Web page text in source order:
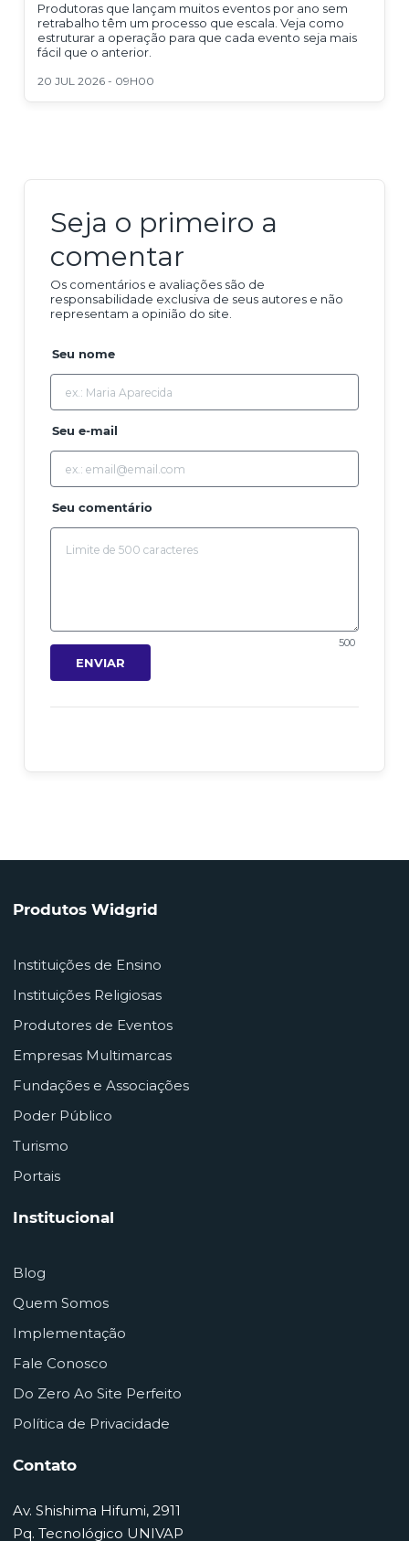
Produtoras que lançam muitos eventos por ano sem
retrabalho têm um processo que escala. Veja como
estruturar a operação para que cada evento seja mais
fácil que o anterior.
20 JUL 2026 - 09H00
Seja o primeiro a
comentar
Os comentários e avaliações são de
responsabilidade exclusiva de seus autores e não
representam a opinião do site.
Seu nome
Seu e-mail
Seu comentário
500
ENVIAR
Produtos Widgrid
Instituições de Ensino
Instituições Religiosas
Produtores de Eventos
Empresas Multimarcas
Fundações e Associações
Poder Público
Turismo
Portais
Institucional
Blog
Quem Somos
Implementação
Fale Conosco
Do Zero Ao Site Perfeito
Política de Privacidade
Contato
Av. Shishima Hifumi, 2911
Pq. Tecnológico UNIVAP